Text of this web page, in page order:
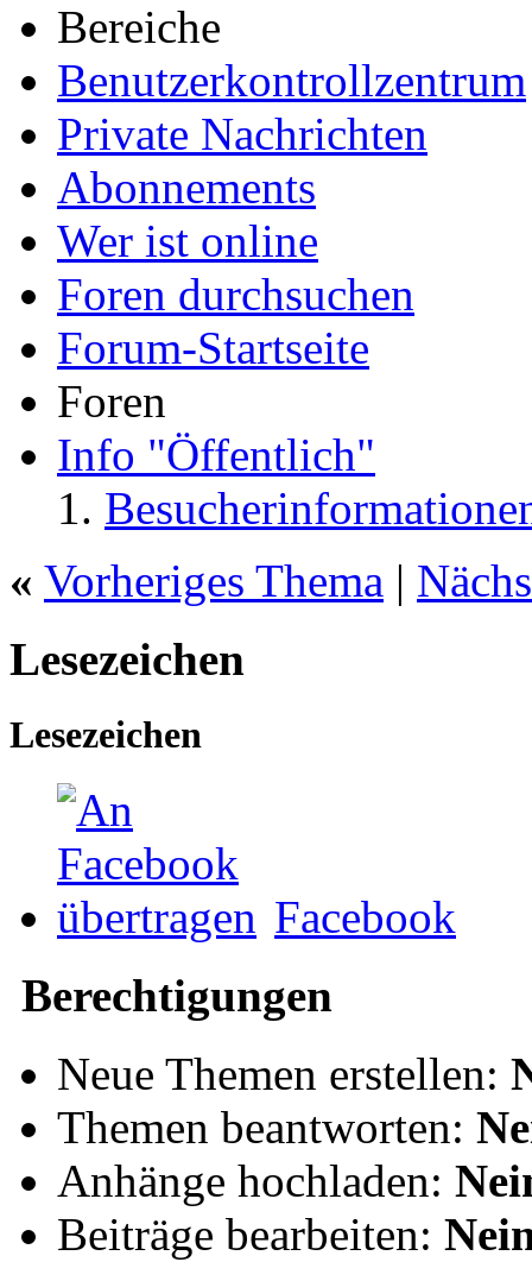
Bereiche
Benutzerkontrollzentrum
Private Nachrichten
Abonnements
Wer ist online
Foren durchsuchen
Forum-Startseite
Foren
Info "Öffentlich"
« Vorheriges Thema |
Lesezeichen
Lesezeichen
Facebook
Berechtigungen
Neue Themen erstellen:
Themen beantworten:
Anhänge hochladen:
Beiträge bearbeiten: